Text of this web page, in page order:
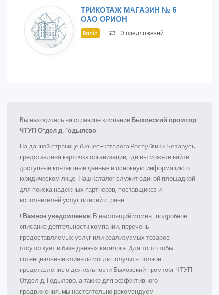
ТРИКОТАЖ МАГАЗИН № 6
ОАО ОРИОН
Basic 0 предложений
Вы находитесь на странице компании Быховский промторг
ЧТУП Отдел д. Годылево
На данной странице бизнес-каталога Республики Беларусь
представлена карточка организации, где вы можете найти
доступные контактные данные и основную информацию о
юридическом лице. Наш каталог служит единой площадкой
для поиска надежных партнеров, поставщиков и
исполнителей услуг по всей стране.
! Важное уведомление: В настоящий момент подробное
описание деятельности компании, перечень
предоставляемых услуг или реализуемых товаров
отсутствует в базе данных каталога. Для того чтобы
потенциальные клиенты могли получить полное
представление о деятельности Быховский промторг ЧТУП
Отдел д. Годылево, а также для эффективного
продвижения, мы настоятельно рекомендуем